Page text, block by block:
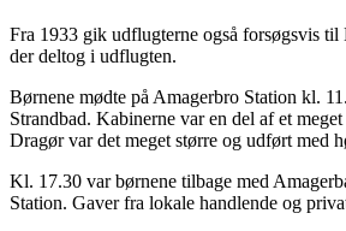
Fra 1933 gik udflugterne også forsøgsvis
der deltog i udflugten.
Børnene mødte på Amagerbro Station kl.
Strandbad. Kabinerne var en del af et
Dragør var det meget større og udført med
Kl. 17.30 var børnene tilbage med
Station. Gaver fra lokale handlende og